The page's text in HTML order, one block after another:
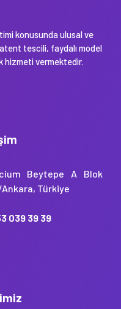
konusunda ulusal ve
tescili, faydalı model
hizmeti vermektedir.
Beytepe A Blok
Ankara, Türkiye
039 39 39